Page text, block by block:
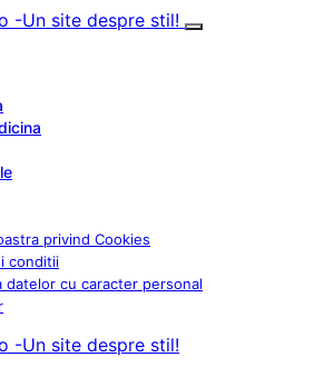
privind Cookies
conditii
datelor cu caracter personal